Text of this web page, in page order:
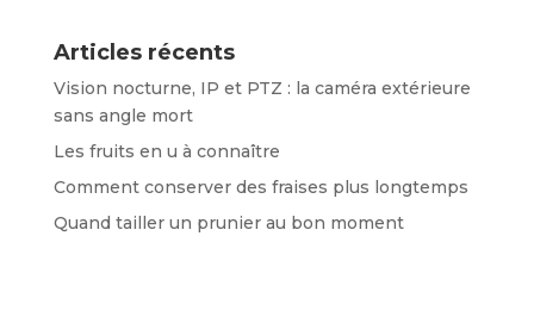
Articles récents
Vision nocturne, IP et PTZ : la caméra extérieure
sans angle mort
Les fruits en u à connaître
Comment conserver des fraises plus longtemps
Quand tailler un prunier au bon moment